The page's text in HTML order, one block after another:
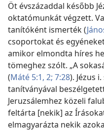
Öt évszázaddal később
oktatómunkát végzett.
tanítóként ismerték (
csoportokat és
amikor elmondta híres
tömeghez szólt. „A
(Máté 5:1, 2; 7:28). Jézus
tanítványával
Jeruzsálemhez közeli
feltárta [nekik] az
elmagyarázta nekik